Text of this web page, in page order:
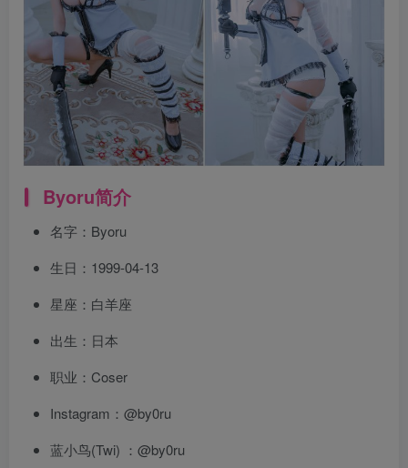
Byoru简介
名字：Byoru
生日：1999-04-13
星座：白羊座
出生：日本
职业：Coser
Instagram：@by0ru
蓝小鸟(Twi) ：@by0ru